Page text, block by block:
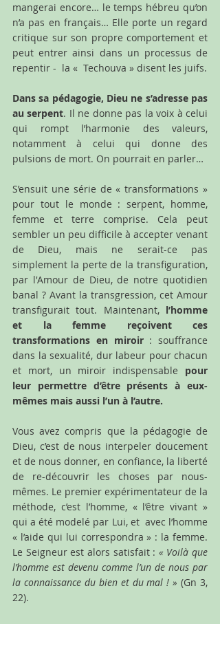
mangerai encore… le temps hébreu qu’on
n’a pas en français… Elle porte un regard
critique sur son propre comportement et
peut entrer ainsi dans un processus de
repentir -  la «  Techouva » disent les juifs.
Dans sa pédagogie, Dieu ne s’adresse pas
au serpent. Il ne donne pas la voix à celui
qui rompt l’harmonie des valeurs,
notamment à celui qui donne des
pulsions de mort. On pourrait en parler…
S’ensuit une série de « transformations »
pour tout le monde : serpent, homme,
femme et terre comprise. Cela peut
sembler un peu difficile à accepter venant
de Dieu, mais ne serait-ce pas
simplement la perte de la transfiguration,
par l'Amour de Dieu, de notre quotidien
banal ? Avant la transgression, cet Amour
transfigurait tout. Maintenant, l’homme
et la femme reçoivent ces
transformations en miroir : souffrance
dans la sexualité, dur labeur pour chacun
et mort, un miroir indispensable pour
leur permettre d’être présents à eux-
mêmes mais aussi l’un à l’autre.
Vous avez compris que la pédagogie de
Dieu, c’est de nous interpeler doucement
et de nous donner, en confiance, la liberté
de re-découvrir les choses par nous-
mêmes. Le premier expérimentateur de la
méthode, c’est l’homme, « l’être vivant »
qui a été modelé par Lui, et  avec l’homme
« l’aide qui lui correspondra » : la femme.
Le Seigneur est alors satisfait : « Voilà que
l’homme est devenu comme l’un de nous par
la connaissance du bien et du mal ! » (Gn 3,
22).
A la fin de notre épisode, l’homme appela